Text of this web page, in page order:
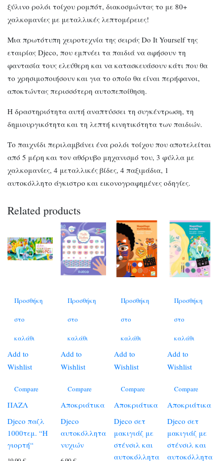
ξύλινο ρολόι τοίχου ρομπότ, διακοσμώντας το με 80+
χαλκομανίες με μεταλλικές λεπτομέρειες!
Μια πρωτότυπη χειροτεχνία της σειράς Do It Yourself της
εταιρίας Djeco, που εμπνέει τα παιδιά να αφήσουν τη
φαντασία τους ελεύθερη και να κατασκευάσουν κάτι που θα
το χρησιμοποιήσουν και για το οποίο θα είναι περήφανοι,
αποκτώντας περισσότερη αυτοπεποίθηση.
Η δραστηριότητα αυτή αναπτύσσει τη συγκέντρωση, τη
δημιουργικότητα και τη λεπτή κινητικότητα των παιδιών.
Το παιχνίδι περιλαμβάνει ένα ρολόι τοίχου που αποτελείται
από 5 μέρη και τον αθόρυβο μηχανισμό του, 3 φύλλα με
χαλκομανίες, 4 μεταλλικές βίδες, 4 παξιμάδια, 1
αυτοκόλλητο άγκιστρο και εικονογραφημένες οδηγίες.
Related products
Προσθήκη
στο
καλάθι
Add to
Wishlist
Compare
ΠΑΖΛ
Djeco παζλ
1000τεμ. “Η
γιορτή“
Προσθήκη
στο
καλάθι
Add to
Wishlist
Compare
Αποκριάτικα
Djeco
αυτοκόλλητα
νυχιών
Προσθήκη
στο
καλάθι
Add to
Wishlist
Compare
Αποκριάτικα
Djeco σετ
μακιγιάζ με
στένσιλ και
αυτοκόλλητα
Προσθήκη
στο
καλάθι
Add to
Wishlist
Compare
Αποκριάτικα
Djeco σετ
μακιγιάζ με
στένσιλ και
αυτοκόλλητα